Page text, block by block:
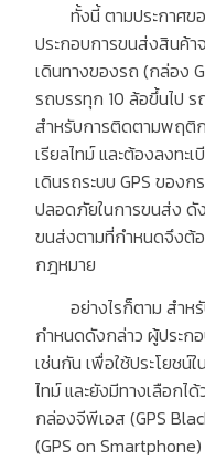
ทั้งนี้ ตามประกาศขอ
ประกอบการขนส่งสินค้
เดินทางของรถ (กล่อง
รถบรรทุก 10ล้อขึ้นไป
สำหรับการติดตามพฤติ
เรียลไทม์ และต้องลงทะ
เดินรถระบบ GPSของก
ปลอดภัยในการขนส่ง ดั
ขนส่งตามที่กำหนดจึงต้
กฎหมาย
อย่างไรก็ตาม สำหรั
กำหนดดังกล่าว ผู้ประก
เช่นกัน เพื่อใช้ประโยช
ไทม์ และยังมีทางเลือกไ
กล่องจีพีเอส (GPS
(GPS on Smartphone)